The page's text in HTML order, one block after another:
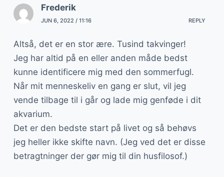
Frederik
JUN 6, 2022 / 11:16 REPLY
Altså, det er en stor ære. Tusind takvinger!
Jeg har altid på en eller anden måde bedst
kunne identificere mig med den sommerfugl.
Når mit menneskeliv en gang er slut, vil jeg
vende tilbage til i går og lade mig genføde i dit
akvarium.
Det er den bedste start på livet og så behøvs
jeg heller ikke skifte navn. (Jeg ved det er disse
betragtninger der gør mig til din husfilosof.)